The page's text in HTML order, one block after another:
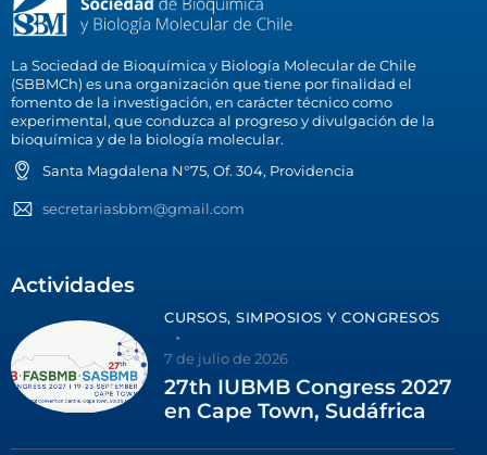
La Sociedad de Bioquímica y Biología Molecular de Chile
(SBBMCh) es una organización que tiene por finalidad el
fomento de la investigación, en carácter técnico como
experimental, que conduzca al progreso y divulgación de la
bioquímica y de la biología molecular.
Santa Magdalena N°75, Of. 304, Providencia
secretariasbbm@gmail.com
Actividades
CURSOS, SIMPOSIOS Y CONGRESOS
7 de julio de 2026
27th IUBMB Congress 2027
en Cape Town, Sudáfrica